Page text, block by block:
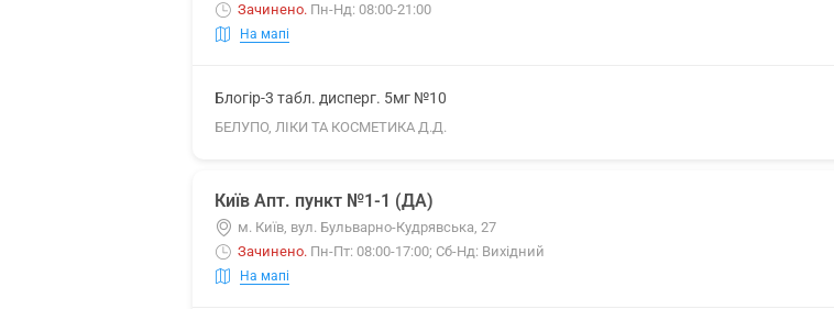
Зачинено. Пн-Нд: 08:00-21:00
На мапі
Блогір-3 табл. дисперг. 5мг №10
БЕЛУПО, ЛІКИ ТА КОСМЕТИКА Д.Д.
Київ Апт. пункт №1-1 (ДА)
м. Київ, вул. Бульварно-Кудрявська, 27
Зачинено. Пн-Пт: 08:00-17:00; Сб-Нд: Вихідний
На мапі